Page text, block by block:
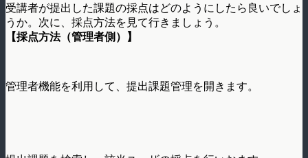
受講者が提出した課題の採点はどのようにしたら良いでしょ
うか。次に、採点方法を見て行きましょう。
【採点方法（管理者側）】
管理者機能を利用して、提出課題管理を開きます。